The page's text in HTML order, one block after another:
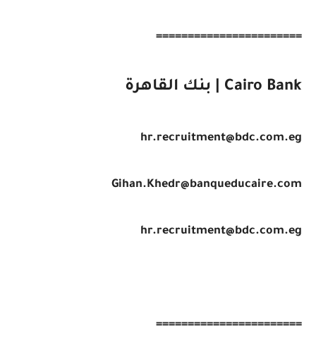
=======================
Cairo Bank | بنك القاهرة
hr.recruitment@bdc.com.eg
Gihan.Khedr@banqueducaire.com
hr.recruitment@bdc.com.eg
=======================